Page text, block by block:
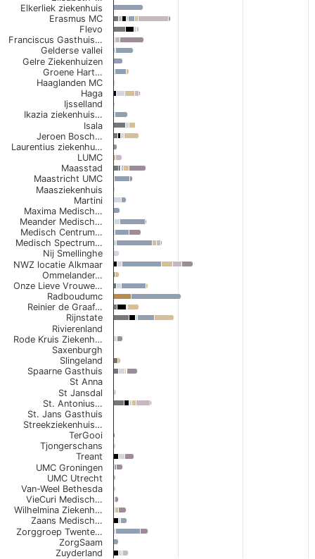
Elkerliek ziekenhuis
Erasmus MC
Flevo
Franciscus Gasthuis…
Gelderse vallei
Gelre Ziekenhuizen
Groene Hart…
Haaglanden MC
Haga
Ijsselland
Ikazia ziekenhuis…
Isala
Jeroen Bosch…
Laurentius ziekenhu…
LUMC
Maasstad
Maastricht UMC
Maasziekenhuis
Martini
Maxima Medisch…
Meander Medisch…
Medisch Centrum…
Medisch Spectrum…
Nij Smellinghe
NWZ locatie Alkmaar
Ommelander…
Onze Lieve Vrouwe…
Radboudumc
Reinier de Graaf…
Rijnstate
Rivierenland
Rode Kruis Ziekenh…
Saxenburgh
Slingeland
Spaarne Gasthuis
St Anna
St Jansdal
St. Antonius…
St. Jans Gasthuis
Streekziekenhuis…
TerGooi
Tjongerschans
Treant
UMC Groningen
UMC Utrecht
Van-Weel Bethesda
VieCuri Medisch…
Wilhelmina Ziekenh…
Zaans Medisch…
Zorggroep Twente…
ZorgSaam
Zuyderland